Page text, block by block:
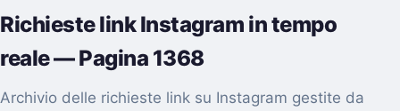
Richieste link Instagram in tempo
reale — Pagina 1368
Archivio delle richieste link su Instagram gestite da